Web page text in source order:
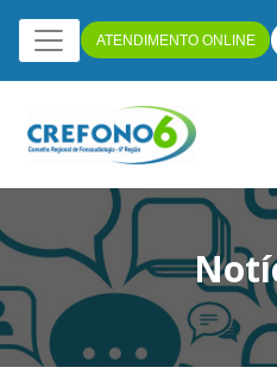
ATENDIMENTO ONLINE